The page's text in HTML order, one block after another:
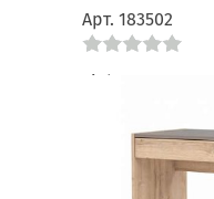
Арт. 183502
Link
Link
Link
Link